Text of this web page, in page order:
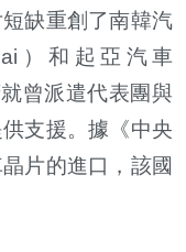
缺重創了南韓汽
）和起亞汽車
曾派遣代表團與
支援。據《中央
片的進口，該國